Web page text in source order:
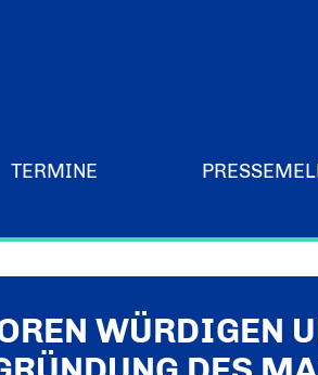
TERMINE
WÜRDIGEN